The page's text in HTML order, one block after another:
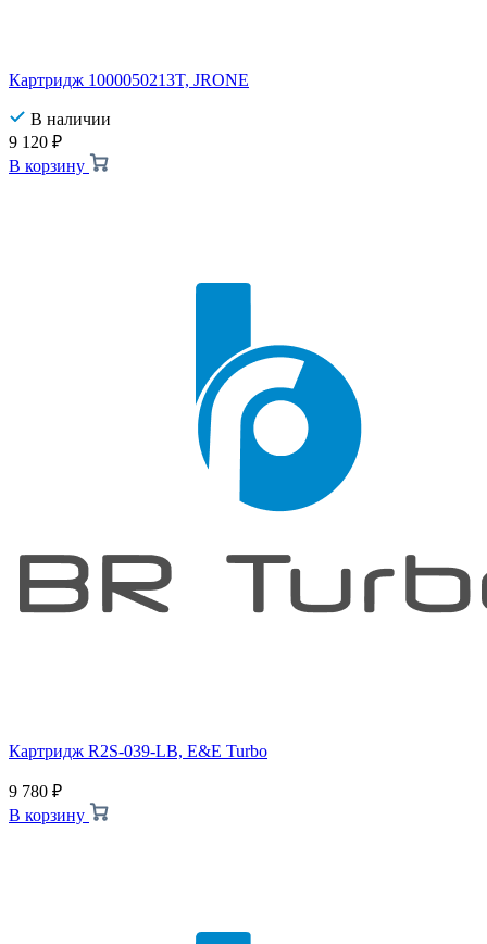
Картридж 1000050213T, JRONE
В наличии
9 120 ₽
В корзину
Картридж R2S-039-LB, E&E Turbo
9 780 ₽
В корзину